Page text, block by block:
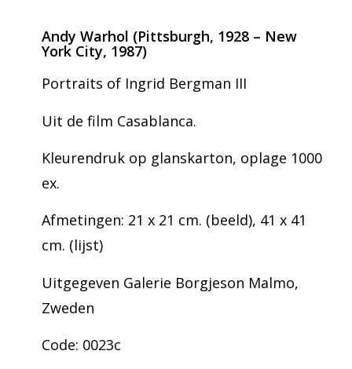
Andy Warhol (Pittsburgh, 1928 – New
York City, 1987)
Portraits of Ingrid Bergman III
Uit de film Casablanca.
Kleurendruk op glanskarton, oplage 1000
ex.
Afmetingen: 21 x 21 cm. (beeld), 41 x 41
cm. (lijst)
Uitgegeven Galerie Borgjeson Malmo,
Zweden
Code: 0023c